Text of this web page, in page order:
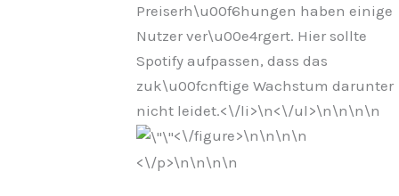
Preiserh\u00f6hungen haben einige
Nutzer ver\u00e4rgert. Hier sollte
Spotify aufpassen, dass das
zuk\u00fcnftige Wachstum darunter
nicht leidet.<\/li>\n<\/ul>\n\n\n\n
<\/figure>\n\n\n\n
<\/p>\n\n\n\n